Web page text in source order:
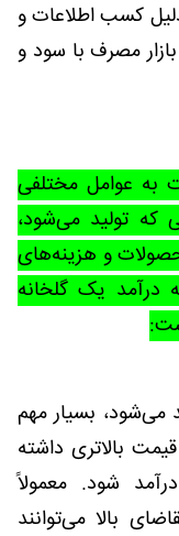
کسب اطلاعات و
مصرف با سود و
به عوامل مختلفی
که تولید می‌شود،
و هزینه‌های
درآمد یک گلخانه
می‌شود، بسیار مهم
بالاتری داشته
شود. معمولاً
بالا می‌توانند